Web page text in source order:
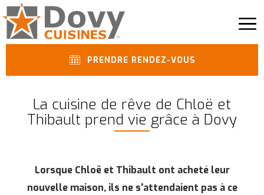
PRENDRE RENDEZ-VOUS
La cuisine de rêve de Chloë et
Thibault prend vie grâce à Dovy
Lorsque Chloë et Thibault ont acheté leur
nouvelle maison, ils ne s'attendaient pas à ce